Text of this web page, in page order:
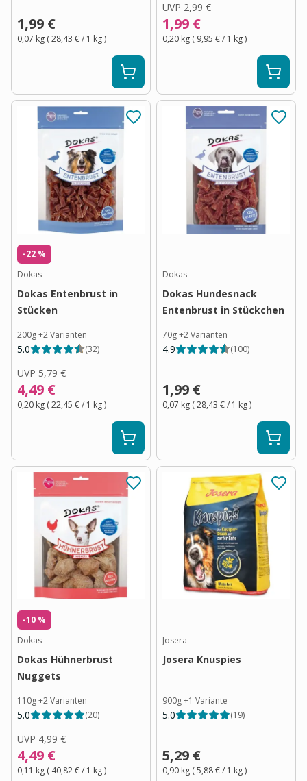
1,99 €
0,07 kg (28,43 €/ 1 kg)
UVP 2,99 €
1,99 €
0,20 kg ( 9,95 €/ 1 kg)
-22 %
Dokas
Dokas Entenbrust in
Stücken
200g+2Varianten
5.0 (32)
UVP 5,79 €
4,49 €
0,20 kg (22,45 €/ 1 kg)
Dokas
Dokas Hundesnack
Entenbrust in Stückchen
70g+2Varianten
4.9 (100)
1,99 €
0,07 kg (28,43 €/ 1 kg)
-10 %
Dokas
Dokas Hühnerbrust
Nuggets
110g+2Varianten
5.0 (20)
UVP 4,99 €
4,49 €
0,11 kg ( 40,82 €/ 1 kg)
Josera
Josera Knuspies
900g+1 Variante
5.0 (19)
5,29 €
0,90 kg (5,88 €/ 1 kg)